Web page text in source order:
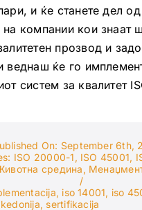
и ќе станете дел
на компании кои знаат
прозвод и
веднаш ќе го
систем за квалитет
On: September 6th,
ISO 20000-1 , ISO 45001,
средина ,
/
, iso 14001, iso
, sertifikacija